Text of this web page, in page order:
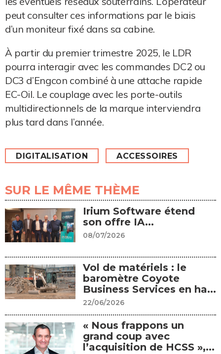
peut consulter ces informations par le biais
d’un moniteur fixé dans sa cabine.
À partir du premier trimestre 2025, le LDR
pourra interagir avec les commandes DC2 ou
DC3 d’Engcon combiné à une attache rapide
EC-Oil. Le couplage avec les porte-outils
multidirectionnels de la marque interviendra
plus tard dans l’année.
DIGITALISATION ACCESSOIRES
SUR LE MÊME THÈME
Irium Software étend
son offre IA...
08/07/2026
Vol de matériels : le
baromètre Coyote
Business Services en ha...
22/06/2026
« Nous frappons un
grand coup avec
l’acquisition de HCSS »,...